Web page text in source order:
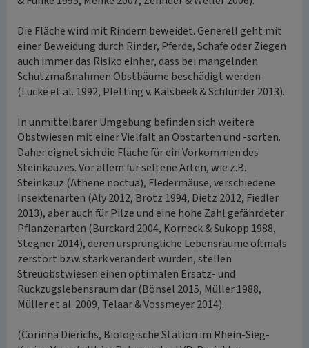
Die Fläche wird mit Rindern beweidet. Generell geht mit
einer Beweidung durch Rinder, Pferde, Schafe oder Ziegen
auch immer das Risiko einher, dass bei mangelnden
Schutzmaßnahmen Obstbäume beschädigt werden
(Lucke et al. 1992, Pletting v. Kalsbeek & Schlünder 2013).
In unmittelbarer Umgebung befinden sich weitere
Obstwiesen mit einer Vielfalt an Obstarten und -sorten.
Daher eignet sich die Fläche für ein Vorkommen des
Steinkauzes. Vor allem für seltene Arten, wie z.B.
Steinkauz (Athene noctua), Fledermäuse, verschiedene
Insektenarten (Aly 2012, Brötz 1994, Dietz 2012, Fiedler
2013), aber auch für Pilze und eine hohe Zahl gefährdeter
Pflanzenarten (Burckard 2004, Korneck & Sukopp 1988,
Stegner 2014), deren ursprüngliche Lebensräume oftmals
zerstört bzw. stark verändert wurden, stellen
Streuobstwiesen einen optimalen Ersatz- und
Rückzugslebensraum dar (Bönsel 2015, Müller 1988,
Müller et al. 2009, Telaar & Vossmeyer 2014).
(Corinna Dierichs, Biologische Station im Rhein-Sieg-